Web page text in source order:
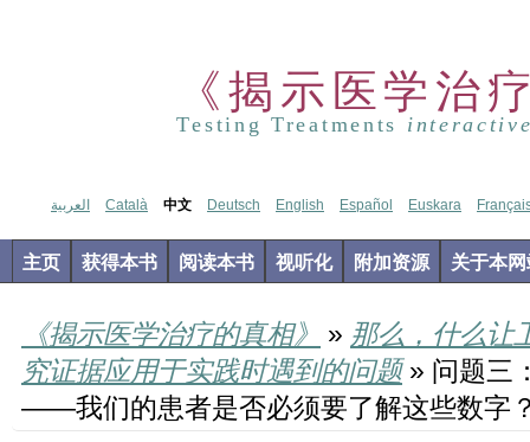
《揭示医学治
Testing Treatments
العربية Català 中文 Deutsch English Español Euskara
主页 获得本书 阅读本书 视听化 附加资源 关于本网
《揭示医学治疗的真相》 » 那么，什么让
究证据应用于实践时遇到的问题» 问题三
——我们的患者是否必须要了解这些数字